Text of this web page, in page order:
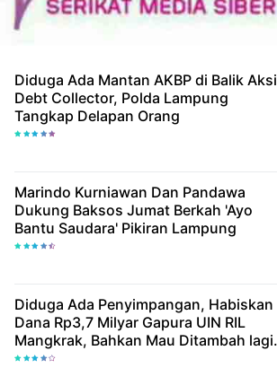
Diduga Ada Mantan AKBP di Balik Aksi
Debt Collector, Polda Lampung
Tangkap Delapan Orang
Marindo Kurniawan Dan Pandawa
Dukung Baksos Jumat Berkah 'Ayo
Bantu Saudara' Pikiran Lampung
Diduga Ada Penyimpangan, Habiskan
Dana Rp3,7 Milyar Gapura UIN RIL
Mangkrak, Bahkan Mau Ditambah lagi 7
Milyar